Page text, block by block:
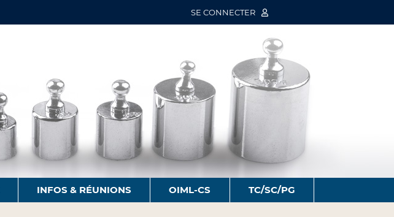
SE CONNECTER
INFOS & RÉUNIONS OIML-CS TC/SC/PG